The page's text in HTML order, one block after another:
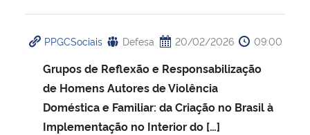
PPGCSociais Defesa 20/02/2026 09:00
Grupos de Reflexão e Responsabilização
de Homens Autores de Violência
Doméstica e Familiar: da Criação no Brasil à
Implementação no Interior do […]